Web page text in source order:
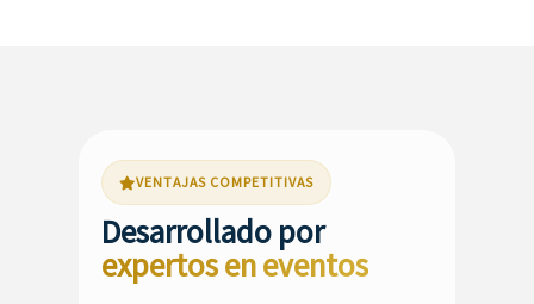
VENTAJAS COMPETITIVAS
Desarrollado por
expertos en eventos